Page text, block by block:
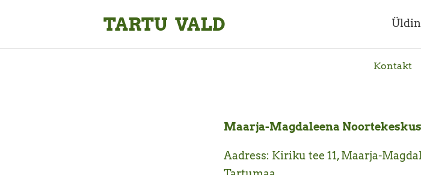
TARTU VALD
Kontakt
Maarja-Magdaleena Noortekeskus
Aadress: Kiriku tee 11, Maarja-